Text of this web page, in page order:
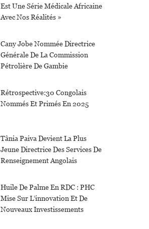
Est Une Série Médicale Africaine
Avec Nos Réalités »
Cany Jobe Nommée Directrice
Générale De La Commission
Pétrolière De Gambie
Rétrospective:30 Congolais
Nommés Et Primés En 2025
Tânia Paiva Devient La Plus
Jeune Directrice Des Services De
Renseignement Angolais
Huile De Palme En RDC : PHC
Mise Sur L’innovation Et De
Nouveaux Investissements